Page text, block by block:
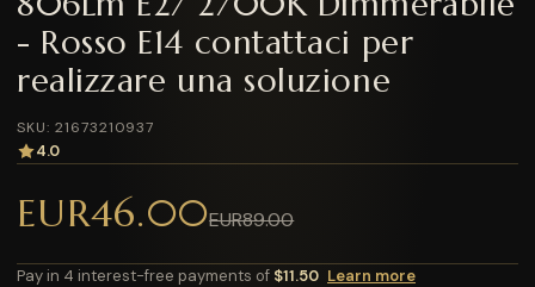
- Rosso E14 contattaci per
realizzare una soluzione
SKU: 21673210937
4.0
EUR46.00EUR89.00
Pay in 4 interest-free payments of $11.50 Learn more